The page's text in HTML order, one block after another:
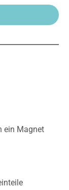
ein Magnet